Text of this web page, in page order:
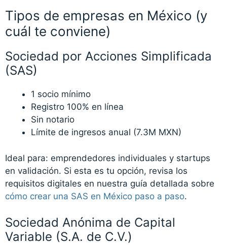
Tipos de empresas en México (y
cuál te conviene)
Sociedad por Acciones Simplificada
(SAS)
1 socio mínimo
Registro 100% en línea
Sin notario
Límite de ingresos anual (7.3M MXN)
Ideal para: emprendedores individuales y startups
en validación. Si esta es tu opción, revisa los
requisitos digitales en nuestra guía detallada sobre
cómo crear una SAS en México paso a paso.
Sociedad Anónima de Capital
Variable (S.A. de C.V.)